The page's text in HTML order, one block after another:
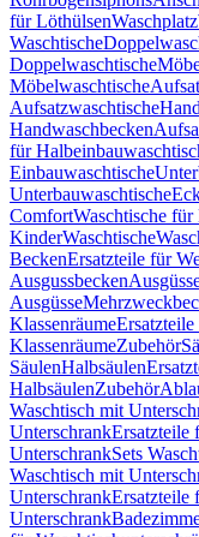
für LöthülsenWaschplatz
Waschtische
Doppelwaschtische
Möbelwaschtische
Aufsatzwaschtische
Handwaschbecken
für
Einbauwaschtische
Unterbauwaschtische
ComfortWaschtische
KinderWaschtische
BeckenErsatzteile für
Ausgussbecken
Ausgüsse
Klassenräume
KlassenräumeZubehör
SäulenHalbsäulen
HalbsäulenZubehör
Waschtisch mit
UnterschrankErsatzteile
UnterschrankSets
Waschtisch mit
UnterschrankErsatzteile
Unterschrank